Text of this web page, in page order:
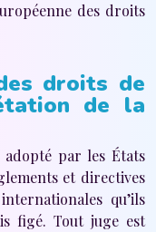
des droits
droits de
de la
adopté par les États
et directives
qu’ils
figé. Tout juge est